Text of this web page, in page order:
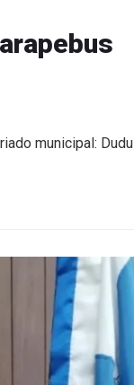
municipal: Dudu